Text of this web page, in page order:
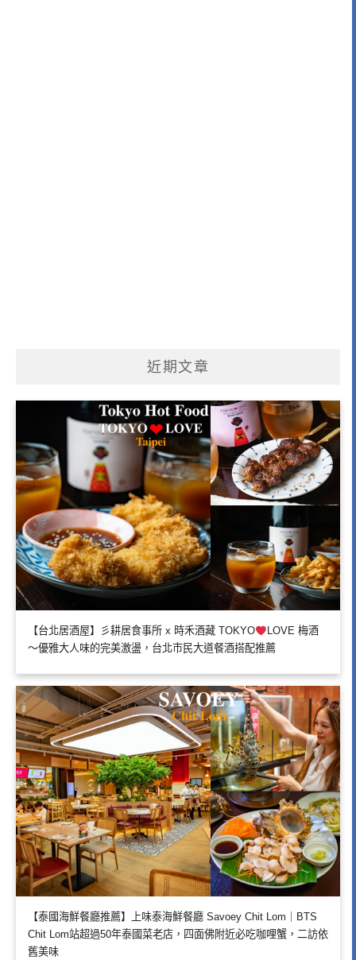
近期文章
【台北居酒屋】彡耕居食事所 x 時禾酒藏 TOKYO
LOVE 梅酒
～優雅大人味的完美激盪，台北市民大道餐酒搭配推薦
【泰國海鮮餐廳推薦】上味泰海鮮餐廳 Savoey Chit Lom｜BTS
Chit Lom站超過50年泰國菜老店，四面佛附近必吃咖哩蟹，二訪依
舊美味